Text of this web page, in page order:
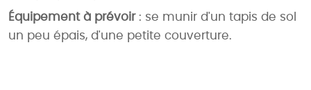
Équipement à prévoir: se munir d'un tapis de sol
un peu épais, d'une petite couverture.